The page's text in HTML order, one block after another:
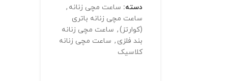
دسته: ساعت مچی زنانه ,
ساعت مچی زنانه باتری
(کوارتز), ساعت مچی زنانه
بند فلزی , ساعت مچی زنانه
کلاسیک